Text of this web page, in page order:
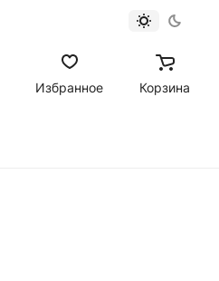
Избранное Корзина